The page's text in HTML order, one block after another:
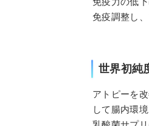
免疫調整し
世界初純
アトピーを
して腸内環